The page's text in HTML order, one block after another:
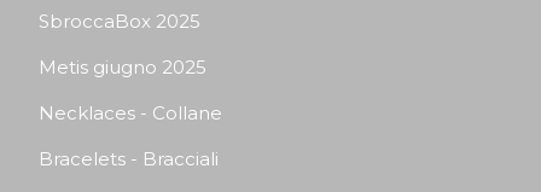
SbroccaBox 2025
Metis giugno 2025
Necklaces - Collane
Bracelets - Bracciali